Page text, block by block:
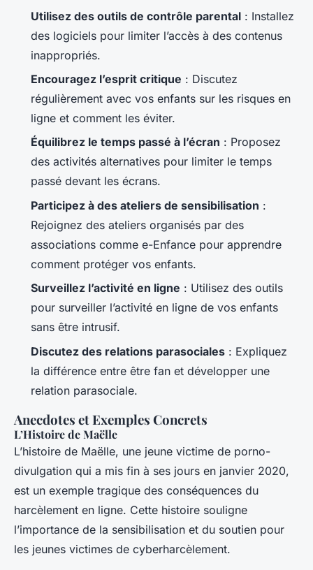
Utilisez des outils de contrôle parental : Installez
des logiciels pour limiter l’accès à des contenus
inappropriés.
Encouragez l’esprit critique : Discutez
régulièrement avec vos enfants sur les risques en
ligne et comment les éviter.
Équilibrez le temps passé à l’écran : Proposez
des activités alternatives pour limiter le temps
passé devant les écrans.
Participez à des ateliers de sensibilisation :
Rejoignez des ateliers organisés par des
associations comme e-Enfance pour apprendre
comment protéger vos enfants.
Surveillez l’activité en ligne : Utilisez des outils
pour surveiller l’activité en ligne de vos enfants
sans être intrusif.
Discutez des relations parasociales : Expliquez
la différence entre être fan et développer une
relation parasociale.
Anecdotes et Exemples Concrets
L’Histoire de Maëlle
L’histoire de Maëlle, une jeune victime de porno-
divulgation qui a mis fin à ses jours en janvier 2020,
est un exemple tragique des conséquences du
harcèlement en ligne. Cette histoire souligne
l’importance de la sensibilisation et du soutien pour
les jeunes victimes de cyberharcèlement.